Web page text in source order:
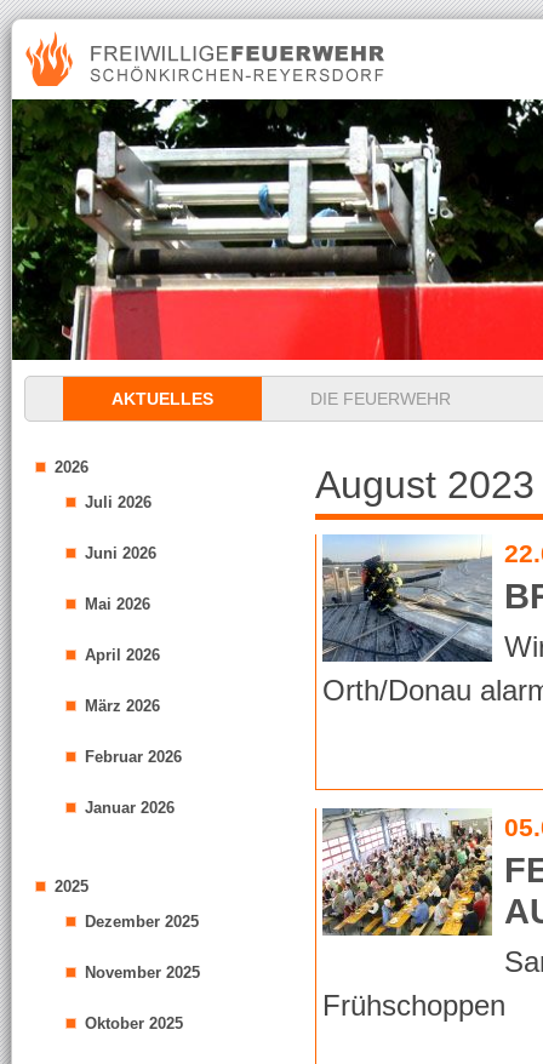
Navigation
überspringenAKTUELLES DIE FEUERWEHR
2026
Juli 2026
Juni 2026
Mai 2026
April 2026
März 2026
Februar 2026
Januar 2026
2025
Dezember 2025
November 2025
Oktober 2025
August 2023
Orth/Donau
Frühschoppen